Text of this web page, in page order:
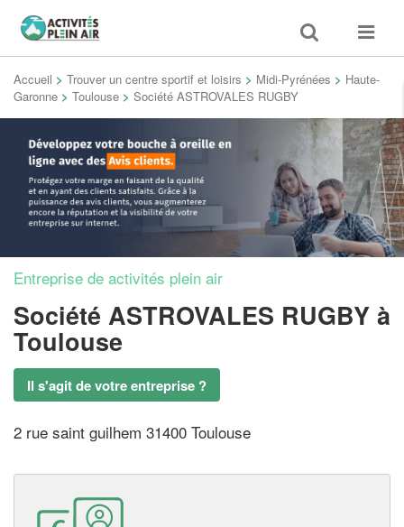
Toggle
search
Toggle
Accueil > Trouver un centre sportif et loisirs > Midi-Pyrénées > Haute-
Garonne > Toulouse > Société ASTROVALES RUGBY
Entreprise de activités plein air
Société ASTROVALES RUGBY à
Toulouse
Il s'agit de votre entreprise ?
2 rue saint guilhem 31400 Toulouse